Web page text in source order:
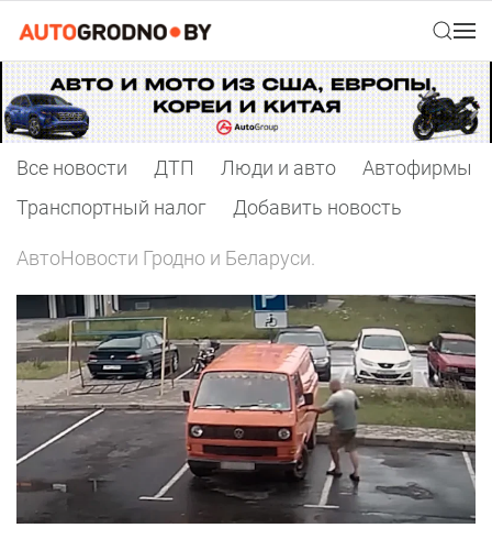
Все новости ДТП Люди и авто
Автофирмы
Транспортный налог
Добавить новость
АвтоНовости Гродно и Беларуси.